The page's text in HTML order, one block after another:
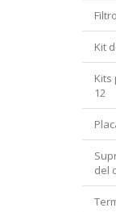
Kit
Kits
12
del